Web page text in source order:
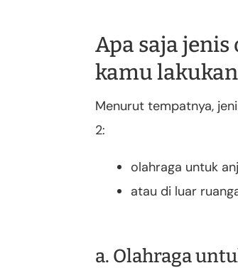
Apa saja
kamu
Menurut tempatnya,
2:
olahraga untuk
atau di luar
a. Olahraga